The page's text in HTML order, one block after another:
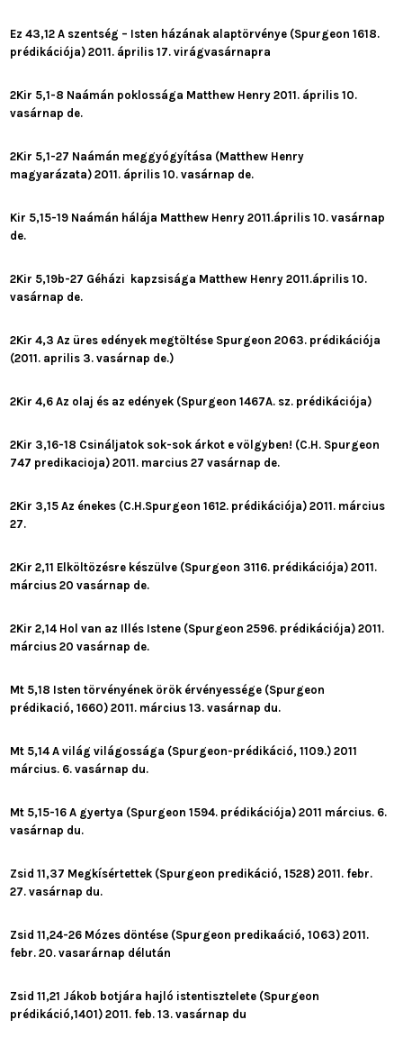
Ez 43,12 A szentség – Isten házának alaptörvénye (Spurgeon 1618.
prédikációja) 2011. április 17. virágvasárnapra
2Kir 5,1-8 Naámán poklossága Matthew Henry 2011. április 10.
vasárnap de.
2Kir 5,1-27 Naámán meggyógyítása (Matthew Henry
magyarázata) 2011. április 10. vasárnap de.
Kir 5,15-19 Naámán hálája Matthew Henry 2011.április 10. vasárnap
de.
2Kir 5,19b-27 Géházi kapzsisága Matthew Henry 2011.április 10.
vasárnap de.
2Kir 4,3 Az üres edények megtöltése Spurgeon 2063. prédikációja
(2011. aprilis 3. vasárnap de.)
2Kir 4,6 Az olaj és az edények (Spurgeon 1467A. sz. prédikációja)
2Kir 3,16-18 Csináljatok sok-sok árkot e völgyben! (C.H. Spurgeon
747 predikacioja) 2011. marcius 27 vasárnap de.
2Kir 3,15 Az énekes (C.H.Spurgeon 1612. prédikációja) 2011. március
27.
2Kir 2,11 Elköltözésre készülve (Spurgeon 3116. prédikációja) 2011.
március 20 vasárnap de.
2Kir 2,14 Hol van az Illés Istene (Spurgeon 2596. prédikációja) 2011.
március 20 vasárnap de.
Mt 5,18 Isten törvényének örök érvényessége (Spurgeon
prédikació, 1660) 2011. március 13. vasárnap du.
Mt 5,14 A világ világossága (Spurgeon-prédikáció, 1109.) 2011
március. 6. vasárnap du.
Mt 5,15-16 A gyertya (Spurgeon 1594. prédikációja) 2011 március. 6.
vasárnap du.
Zsid 11,37 Megkísértettek (Spurgeon predikáció, 1528) 2011. febr.
27. vasárnap du.
Zsid 11,24-26 Mózes döntése (Spurgeon predikaáció, 1063) 2011.
febr. 20. vasarárnap délután
Zsid 11,21 Jákob botjára hajló istentisztelete (Spurgeon
prédikáció,1401) 2011. feb. 13. vasárnap du